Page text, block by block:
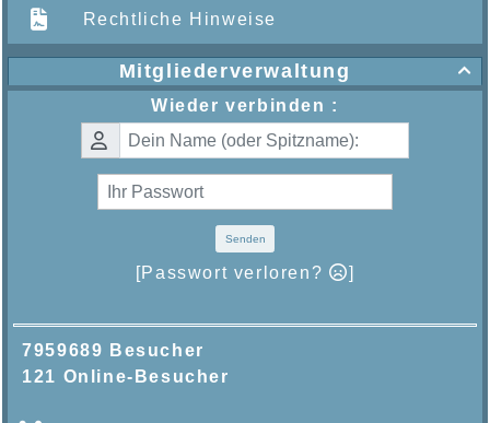
Rechtliche Hinweise

Mitgliederverwaltung
Wieder verbinden :
Senden
[Passwort verloren? ]
7959689 Besucher
121 Online-Besucher